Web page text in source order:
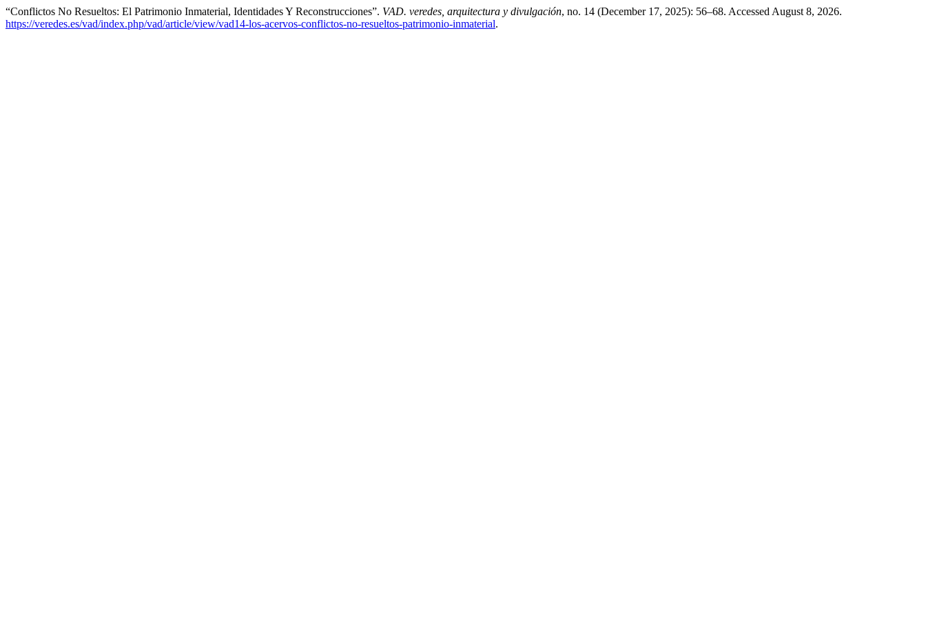
“Conflictos No Resueltos: El Patrimonio Inmaterial, Identidades Y Reconstrucciones”. VAD. veredes, arquitectura y divulgación, no. 14 (December 17, 2025): 56–68. Accessed August 8, 2026.
https://veredes.es/vad/index.php/vad/article/view/vad14-los-acervos-conflictos-no-resueltos-patrimonio-inmaterial.